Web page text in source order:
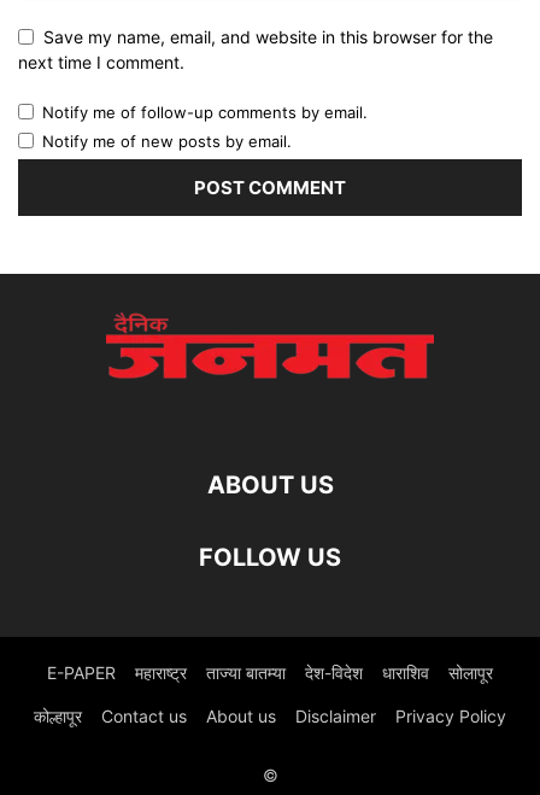
Save my name, email, and website in this browser for the
next time I comment.
Notify me of follow-up comments by email.
Notify me of new posts by email.
ABOUT US
FOLLOW US
E-PAPER महाराष्ट्र ताज्या बातम्या देश-विदेश धाराशिव सोलापूर
कोल्हापूर Contact us About us Disclaimer Privacy Policy
©